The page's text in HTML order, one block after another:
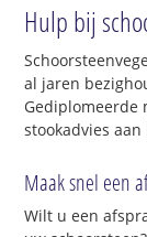
Hulp bij
al jaren
Gediplomeerde
stookadvies
Maak snel een
Wilt u een